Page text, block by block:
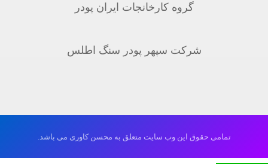
گروه کارخانجات ایران پودر
شرکت سپهر پودر سنگ اطلس
تمامی حقوق این وب سایت متعلق به محسن کاوری می باشد.